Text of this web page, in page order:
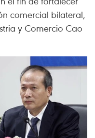
comercial bilateral,
y Comercio Cao